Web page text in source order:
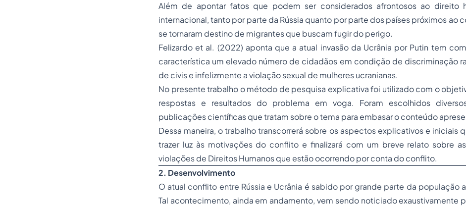
Além de apontar fatos que podem ser considerados afrontosos ao direito
internacional, tanto por parte da Rússia quanto por parte dos países próximos ao
se tornaram destino de migrantes que buscam fugir do perigo.
Felizardo et al. (2022) aponta que a atual invasão da Ucrânia por Putin tem
característica um elevado número de cidadãos em condição de discriminação
de civis e infelizmente a violação sexual de mulheres ucranianas.
No presente trabalho o método de pesquisa explicativa foi utilizado com o
respostas e resultados do problema em voga. Foram escolhidos
publicações científicas que tratam sobre o tema para embasar o conteúdo
Dessa maneira, o trabalho transcorrerá sobre os aspectos explicativos e iniciais
trazer luz às motivações do conflito e finalizará com um breve relato sobre
violações de Direitos Humanos que estão ocorrendo por conta do conflito.
2. Desenvolvimento
O atual conflito entre Rússia e Ucrânia é sabido por grande parte da população
Tal acontecimento, ainda em andamento, vem sendo noticiado exaustivamente